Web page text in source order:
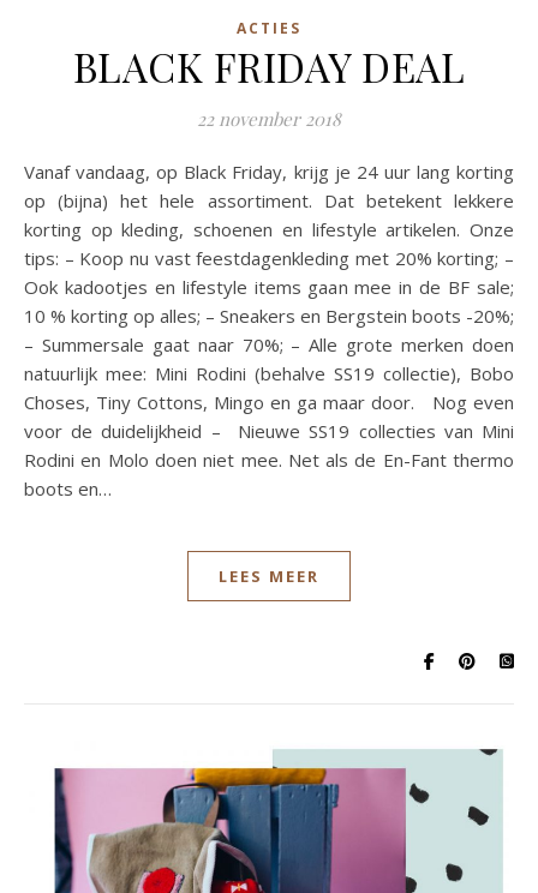
ACTIES
BLACK FRIDAY DEAL
22 november 2018
Vanaf vandaag, op Black Friday, krijg je 24 uur lang korting
op (bijna) het hele assortiment. Dat betekent lekkere
korting op kleding, schoenen en lifestyle artikelen. Onze
tips: – Koop nu vast feestdagenkleding met 20% korting; –
Ook kadootjes en lifestyle items gaan mee in de BF sale;
10 % korting op alles; – Sneakers en Bergstein boots -20%;
– Summersale gaat naar 70%; – Alle grote merken doen
natuurlijk mee: Mini Rodini (behalve SS19 collectie), Bobo
Choses, Tiny Cottons, Mingo en ga maar door. Nog even
voor de duidelijkheid – Nieuwe SS19 collecties van Mini
Rodini en Molo doen niet mee. Net als de En-Fant thermo
boots en…
LEES MEER